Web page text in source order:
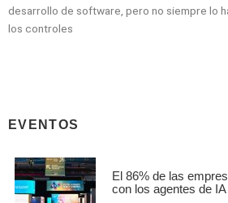
desarrollo de software, pero no siempre lo
los controles
EVENTOS
El 86% de las
con los agentes de IA